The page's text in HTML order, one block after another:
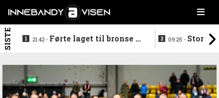
SISTE 21:42 - Førte laget til bronse -
09:25 -